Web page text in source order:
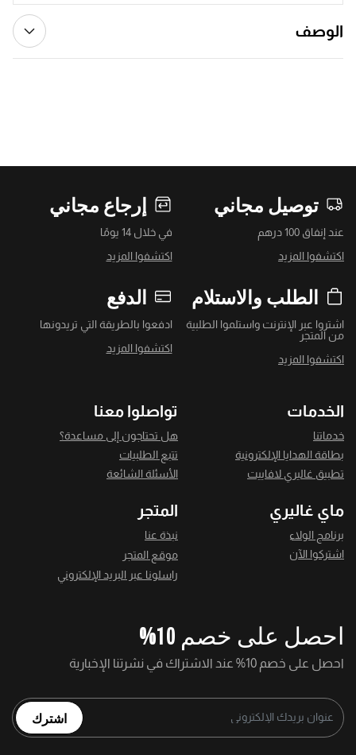
الوصف
توصيل مجاني
عند إنفاق 100 درهم
اكتشفوا المزيد
إرجاع مجاني
في خلال 14 يومًا
اكتشفوا المزيد
الطلب والاستلام
اشتروا عبر الإنترنت واستلموا الطلبية
من المتجر
اكتشفوا المزيد
الدفع
ادفعوا بالطريقة التي تريدونها
اكتشفوا المزيد
الخدمات
خدماتنا
بطاقة الهدايا الإلكترونية
تطبيق غاليري لافاييت
تواصلوا معنا
هل تحتاجون إلى مساعدة؟
تتبع الطلبيات
الأسئلة الشائعة
ماي غاليري
برنامج الولاء
اشتركوا الآن
المتجر
نبذة عنا
موقع المتجر
راسلونا عبر البريد الإلكتروني
احصل على خصم 10%
احصل على خصم 10% عند الاشتراك في نشرتنا الإخبارية
اشترك